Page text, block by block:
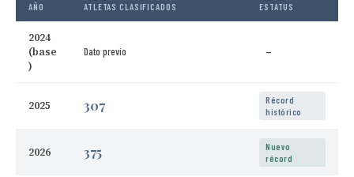
AÑO ATLETAS CLASIFICADOS ESTATUS
2024
(base
)
Dato previo —
2025 307
Récord
histórico
2026 375
Nuevo
récord